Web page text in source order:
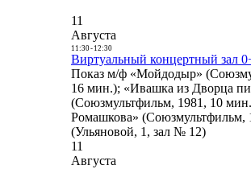
11
Августа
11:30- 12:30
Виртуальный концертный зал
Показ м/ф «Мойдодыр»
16 мин.); «Ивашка из Дворца
(Союзмультфильм, 1981, 10
Ромашкова» (Союзмультфильм,
(Ульяновой, 1, зал № 12)
11
Августа